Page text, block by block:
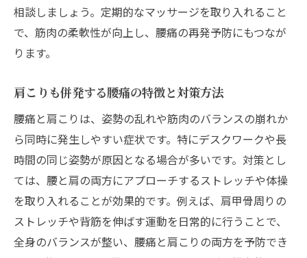
相談しましょう。定期的なマッサージを取り入れること
で、筋肉の柔軟性が向上し、腰痛の再発予防にもつなが
ります。
肩こりも併発する腰痛の特徴と対策方法
腰痛と肩こりは、姿勢の乱れや筋肉のバランスの崩れか
ら同時に発生しやすい症状です。特にデスクワークや長
時間の同じ姿勢が原因となる場合が多いです。対策とし
ては、腰と肩の両方にアプローチするストレッチや体操
を取り入れることが効果的です。例えば、肩甲骨周りの
ストレッチや背筋を伸ばす運動を日常的に行うことで、
全身のバランスが整い、腰痛と肩こりの両方を予防でき